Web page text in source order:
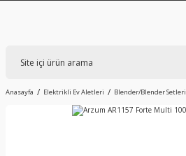
Anasayfa Elektrikli Ev Aletleri Blender/Blender Setleri